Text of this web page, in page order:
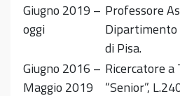
Giugno 2019 –
oggi
Professore
Dipartimento
di Pisa.
Giugno 2016 –
Maggio 2019
Ricercatore
“Senior”,